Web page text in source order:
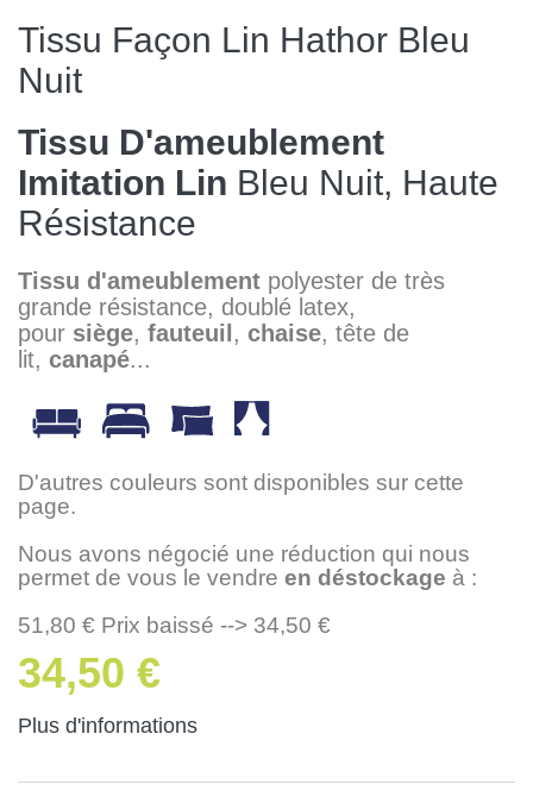
Tissu Façon Lin Hathor Bleu
Nuit
Tissu D'ameublement
Imitation Lin Bleu Nuit, Haute
Résistance
Tissu d'ameublement polyester de très
grande résistance, doublé latex,
pour siège, fauteuil , chaise, tête de
lit, canapé...
D'autres couleurs sont disponibles sur cette
page.
Nous avons négocié une réduction qui nous
permet de vous le vendre en déstockage à :
51,80 € Prix baissé --> 34,50 €
34,50 €
Plus d'informations